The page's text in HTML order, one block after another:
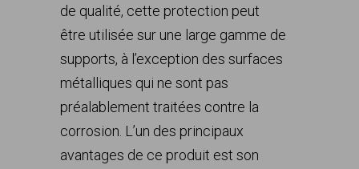
de qualité, cette protection peut
être utilisée sur une large gamme de
supports, à l’exception des surfaces
métalliques qui ne sont pas
préalablement traitées contre la
corrosion. L’un des principaux
avantages de ce produit est son